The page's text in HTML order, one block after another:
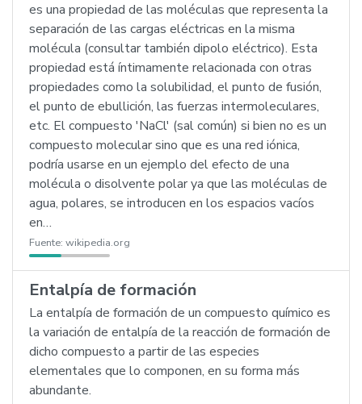
es una propiedad de las moléculas que representa la
separación de las cargas eléctricas en la misma
molécula (consultar también dipolo eléctrico). Esta
propiedad está íntimamente relacionada con otras
propiedades como la solubilidad, el punto de fusión,
el punto de ebullición, las fuerzas intermoleculares,
etc. El compuesto 'NaCl' (sal común) si bien no es un
compuesto molecular sino que es una red iónica,
podría usarse en un ejemplo del efecto de una
molécula o disolvente polar ya que las moléculas de
agua, polares, se introducen en los espacios vacíos
en…
Fuente: wikipedia.org
Entalpía de formación
La entalpía de formación de un compuesto químico es
la variación de entalpía de la reacción de formación de
dicho compuesto a partir de las especies
elementales que lo componen, en su forma más
abundante.